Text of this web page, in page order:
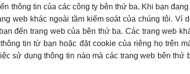
thông tin của các công ty bên thứ ba. Khi bạn
web khác ngoài tầm kiểm soát của chúng tôi. Ví
đến trang web của bên thứ ba. Các trang web
tin từ bạn hoặc đặt cookie của riêng họ trên
sử dụng thông tin nào mà các trang web bên thứ